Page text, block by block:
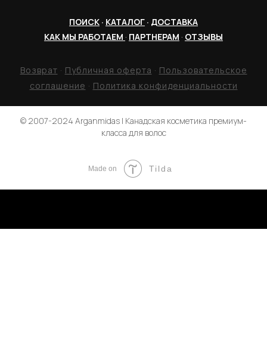
ПОИСК · КАТАЛОГ · ДОСТАВКА
КАК МЫ РАБОТАЕМ · ПАРТНЕРАМ · ОТЗЫВЫ
Возврат · Публичная оферта · Пользовательское
соглашение · Политика конфиденциальности
© 2007-2024 Arganmidas | Канадская косметика премиум-
класса для волос
Made on Tilda